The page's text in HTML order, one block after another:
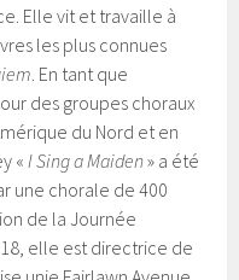
Elle vit et travaille à
les plus connues
. En tant que
des groupes choraux
du Nord et en
« I Sing a Maiden» a été
une chorale de 400
de la Journée
elle est directrice de